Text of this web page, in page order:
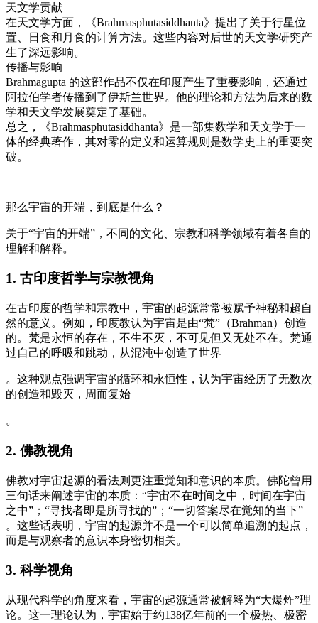
天文学贡献
在天文学方面，《Brahmasphutasiddhanta》提出了关于行星位
置、日食和月食的计算方法。这些内容对后世的天文学研究产
生了深远影响。
传播与影响
Brahmagupta 的这部作品不仅在印度产生了重要影响，还通过
阿拉伯学者传播到了伊斯兰世界。他的理论和方法为后来的数
学和天文学发展奠定了基础。
总之，《Brahmasphutasiddhanta》是一部集数学和天文学于一
体的经典著作，其对零的定义和运算规则是数学史上的重要突
破。
那么宇宙的开端，到底是什么？
关于“宇宙的开端”，不同的文化、宗教和科学领域有着各自的
理解和解释。
1. 古印度哲学与宗教视角
在古印度的哲学和宗教中，宇宙的起源常常被赋予神秘和超自
然的意义。例如，印度教认为宇宙是由“梵”（Brahman）创造
的。梵是永恒的存在，不生不灭，不可见但又无处不在。梵通
过自己的呼吸和跳动，从混沌中创造了世界
。这种观点强调宇宙的循环和永恒性，认为宇宙经历了无数次
的创造和毁灭，周而复始
。
2. 佛教视角
佛教对宇宙起源的看法则更注重觉知和意识的本质。佛陀曾用
三句话来阐述宇宙的本质：“宇宙不在时间之中，时间在宇宙
之中”；“寻找者即是所寻找的”；“一切答案尽在觉知的当下”
。这些话表明，宇宙的起源并不是一个可以简单追溯的起点，
而是与观察者的意识本身密切相关。
3. 科学视角
从现代科学的角度来看，宇宙的起源通常被解释为“大爆炸”理
论。这一理论认为，宇宙始于约138亿年前的一个极热、极密